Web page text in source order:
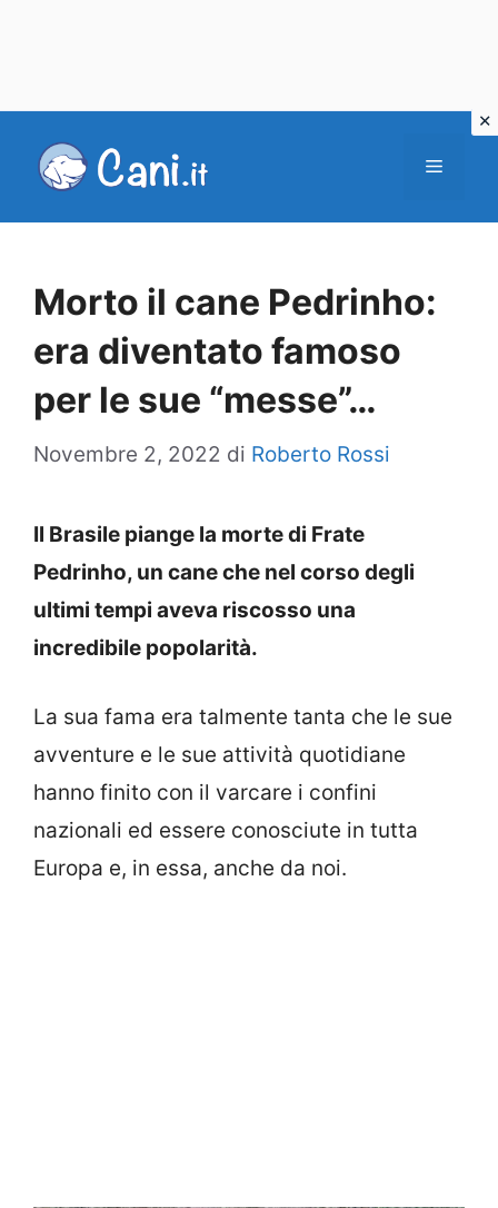
Menu
Morto il cane Pedrinho:
era diventato famoso
per le sue “messe”…
Novembre 2, 2022 di Roberto Rossi
Il Brasile piange la morte di Frate
Pedrinho, un cane che nel corso degli
ultimi tempi aveva riscosso una
incredibile popolarità.
La sua fama era talmente tanta che le sue
avventure e le sue attività quotidiane
hanno finito con il varcare i confini
nazionali ed essere conosciute in tutta
Europa e, in essa, anche da noi.